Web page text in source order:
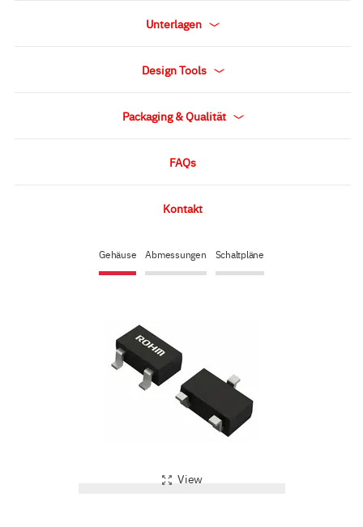
Gehäuse Abmessungen Schaltpläne
View
Unterlagen
Design Tools
Packaging & Qualität
FAQs
Kontakt